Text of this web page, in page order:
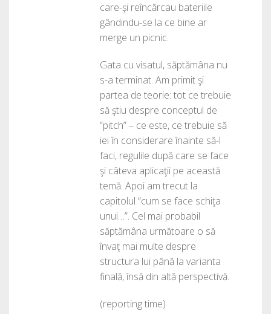
care-şi reîncărcau bateriile
gândindu-se la ce bine ar
merge un picnic.
Gata cu visatul, săptămâna nu
s-a terminat. Am primit şi
partea de teorie: tot ce trebuie
să ştiu despre conceptul de
“pitch” – ce este, ce trebuie să
iei în considerare înainte să-l
faci, regulile după care se face
şi câteva aplicaţii pe această
temă. Apoi am trecut la
capitolul “cum se face schiţa
unui…”. Cel mai probabil
săptămâna următoare o să
învaţ mai multe despre
structura lui până la varianta
finală, însă din altă perspectivă.
(reporting time)